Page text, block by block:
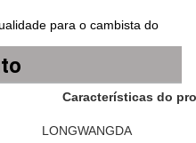
para o cambista do
Características do
LONGWANGDA